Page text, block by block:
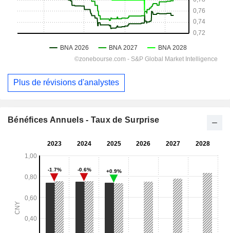
Plus de révisions d'analystes
Bénéfices Annuels - Taux de Surprise